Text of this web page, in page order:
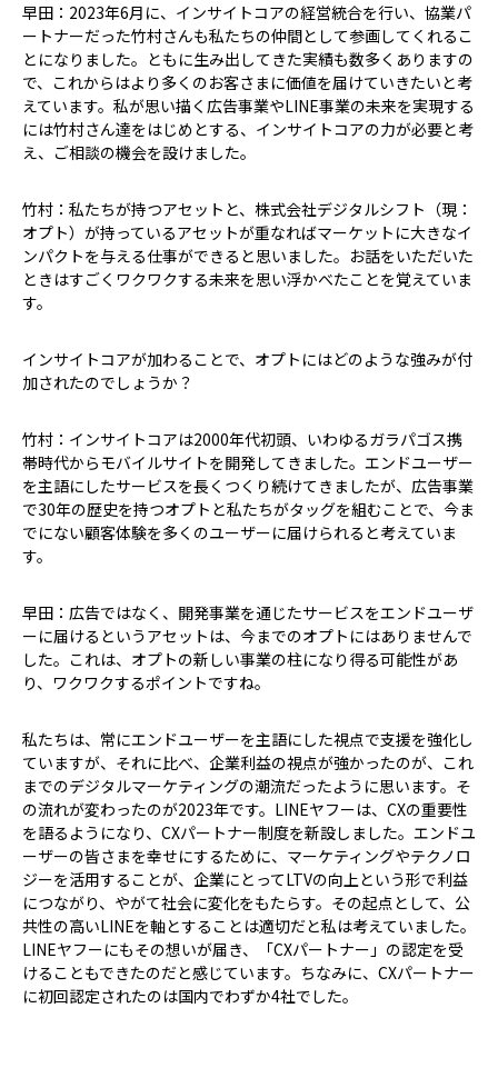
早田：2023年6月に、インサイトコアの経営統合を行い、協業パ
ートナーだった竹村さんも私たちの仲間として参画してくれるこ
とになりました。ともに生み出してきた実績も数多くありますの
で、これからはより多くのお客さまに価値を届けていきたいと考
えています。私が思い描く広告事業やLINE事業の未来を実現する
には竹村さん達をはじめとする、インサイトコアの力が必要と考
え、ご相談の機会を設けました。
竹村：私たちが持つアセットと、株式会社デジタルシフト（現：
オプト）が持っているアセットが重なればマーケットに大きなイ
ンパクトを与える仕事ができると思いました。お話をいただいた
ときはすごくワクワクする未来を思い浮かべたことを覚えていま
す。
――インサイトコアが加わることで、オプトにはどのような強みが付
加されたのでしょうか？
竹村：インサイトコアは2000年代初頭、いわゆるガラパゴス携
帯時代からモバイルサイトを開発してきました。エンドユーザー
を主語にしたサービスを長くつくり続けてきましたが、広告事業
で30年の歴史を持つオプトと私たちがタッグを組むことで、今ま
でにない顧客体験を多くのユーザーに届けられると考えていま
す。
早田：広告ではなく、開発事業を通じたサービスをエンドユーザ
ーに届けるというアセットは、今までのオプトにはありませんで
した。これは、オプトの新しい事業の柱になり得る可能性があ
り、ワクワクするポイントですね。
私たちは、常にエンドユーザーを主語にした視点で支援を強化し
ていますが、それに比べ、企業利益の視点が強かったのが、これ
までのデジタルマーケティングの潮流だったように思います。そ
の流れが変わったのが2023年です。LINEヤフーは、CXの重要性
を語るようになり、CXパートナー制度を新設しました。エンドユ
ーザーの皆さまを幸せにするために、マーケティングやテクノロ
ジーを活用することが、企業にとってLTVの向上という形で利益
につながり、やがて社会に変化をもたらす。その起点として、公
共性の高いLINEを軸とすることは適切だと私は考えていました。
LINEヤフーにもその想いが届き、「CXパートナー」の認定を受
けることもできたのだと感じています。ちなみに、CXパートナー
に初回認定されたのは国内でわずか4社でした。